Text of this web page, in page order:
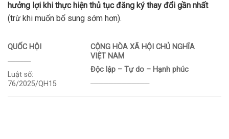
hưởng lợi khi thực hiện thủ tục đăng ký thay đổi gần nhất
(trừ khi muốn bổ sung sớm hơn).
QUỐC HỘI
Luật số:
76/2025/QH15
CỘNG HÒA XÃ HỘI CHỦ NGHĨA
VIỆT NAM
Độc lập – Tự do – Hạnh phúc